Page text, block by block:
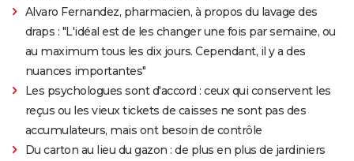
Alvaro Fernandez, pharmacien, à propos du lavage des
draps : "L'idéal est de les changer une fois par semaine, ou
au maximum tous les dix jours. Cependant, il y a des
nuances importantes"
Les psychologues sont d'accord : ceux qui conservent les
reçus ou les vieux tickets de caisses ne sont pas des
accumulateurs, mais ont besoin de contrôle
Du carton au lieu du gazon : de plus en plus de jardiniers